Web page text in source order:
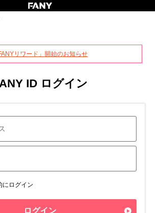
リワード」開始のお知らせ
ID ログイン
にログイン
ログイン